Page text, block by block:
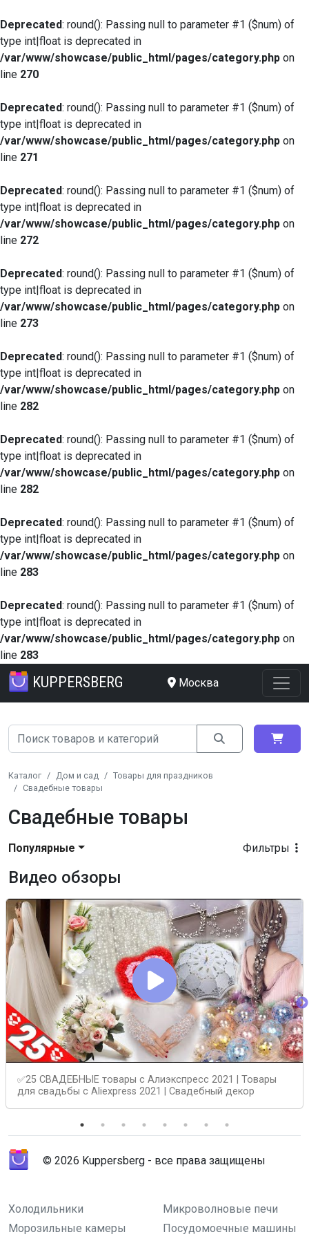
Deprecated: round(): Passing null to parameter #1 ($num) of
type int|float is deprecated in
/var/www/showcase/public_html/pages/category.php on
line 270
Deprecated: round(): Passing null to parameter #1 ($num) of
type int|float is deprecated in
/var/www/showcase/public_html/pages/category.php on
line 271
Deprecated: round(): Passing null to parameter #1 ($num) of
type int|float is deprecated in
/var/www/showcase/public_html/pages/category.php on
line 272
Deprecated: round(): Passing null to parameter #1 ($num) of
type int|float is deprecated in
/var/www/showcase/public_html/pages/category.php on
line 273
Deprecated: round(): Passing null to parameter #1 ($num) of
type int|float is deprecated in
/var/www/showcase/public_html/pages/category.php on
line 282
Deprecated: round(): Passing null to parameter #1 ($num) of
type int|float is deprecated in
/var/www/showcase/public_html/pages/category.php on
line 282
Deprecated: round(): Passing null to parameter #1 ($num) of
type int|float is deprecated in
/var/www/showcase/public_html/pages/category.php on
line 283
Deprecated: round(): Passing null to parameter #1 ($num) of
type int|float is deprecated in
/var/www/showcase/public_html/pages/category.php on
line 283
KUPPERSBERG Москва
Каталог Дом и сад
Товары для праздников
Свадебные товары
Свадебные товары
Фильтры
Популярные
Видео обзоры
✅25 СВАДЕБНЫЕ товары с Алиэкспресс 2021 | Товары
для свадьбы с Aliexpress 2021 | Свадебный декор
© 2026 Kuppersberg - все права защищены
Холодильники
Микроволновые печи
Морозильные камеры
Посудомоечные машины